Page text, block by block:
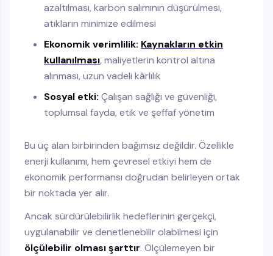
azaltılması, karbon salımının düşürülmesi,
atıkların minimize edilmesi
Ekonomik verimlilik: Kaynakların etkin
kullanılması, maliyetlerin kontrol altına
alınması, uzun vadeli kârlılık
Sosyal etki: Çalışan sağlığı ve güvenliği,
toplumsal fayda, etik ve şeffaf yönetim
Bu üç alan birbirinden bağımsız değildir. Özellikle
enerji kullanımı, hem çevresel etkiyi hem de
ekonomik performansı doğrudan belirleyen ortak
bir noktada yer alır.
Ancak sürdürülebilirlik hedeflerinin gerçekçi,
uygulanabilir ve denetlenebilir olabilmesi için
ölçülebilir olması şarttır. Ölçülemeyen bir